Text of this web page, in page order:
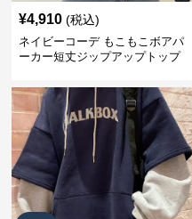
¥4,910 (税込)
ネイビーコーデ もこもこボアパ
ーカー短丈ジップアップトップ